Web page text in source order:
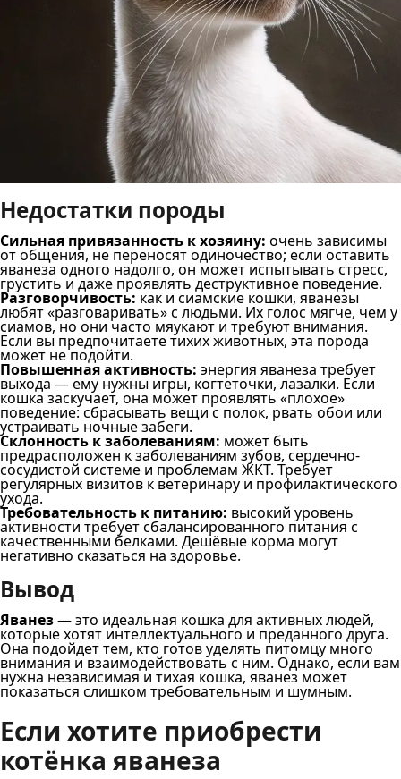
Недостатки породы
Сильная привязанность к хозяину: очень зависимы
от общения, не переносят одиночество; если оставить
яванеза одного надолго, он может испытывать стресс,
грустить и даже проявлять деструктивное поведение.
Разговорчивость: как и сиамские кошки, яванезы
любят «разговаривать» с людьми. Их голос мягче, чем у
сиамов, но они часто мяукают и требуют внимания.
Если вы предпочитаете тихих животных, эта порода
может не подойти.
Повышенная активность: энергия яванеза требует
выхода — ему нужны игры, когтеточки, лазалки. Если
кошка заскучает, она может проявлять «плохое»
поведение: сбрасывать вещи с полок, рвать обои или
устраивать ночные забеги.
Склонность к заболеваниям: может быть
предрасположен к заболеваниям зубов, сердечно-
сосудистой системе и проблемам ЖКТ. Требует
регулярных визитов к ветеринару и профилактического
ухода.
Требовательность к питанию: высокий уровень
активности требует сбалансированного питания с
качественными белками. Дешёвые корма могут
негативно сказаться на здоровье.
Вывод
Яванез— это идеальная кошка для активных людей,
которые хотят интеллектуального и преданного друга.
Она подойдет тем, кто готов уделять питомцу много
внимания и взаимодействовать с ним. Однако, если вам
нужна независимая и тихая кошка, яванез может
показаться слишком требовательным и шумным.
Если хотите приобрести
котёнка яванеза